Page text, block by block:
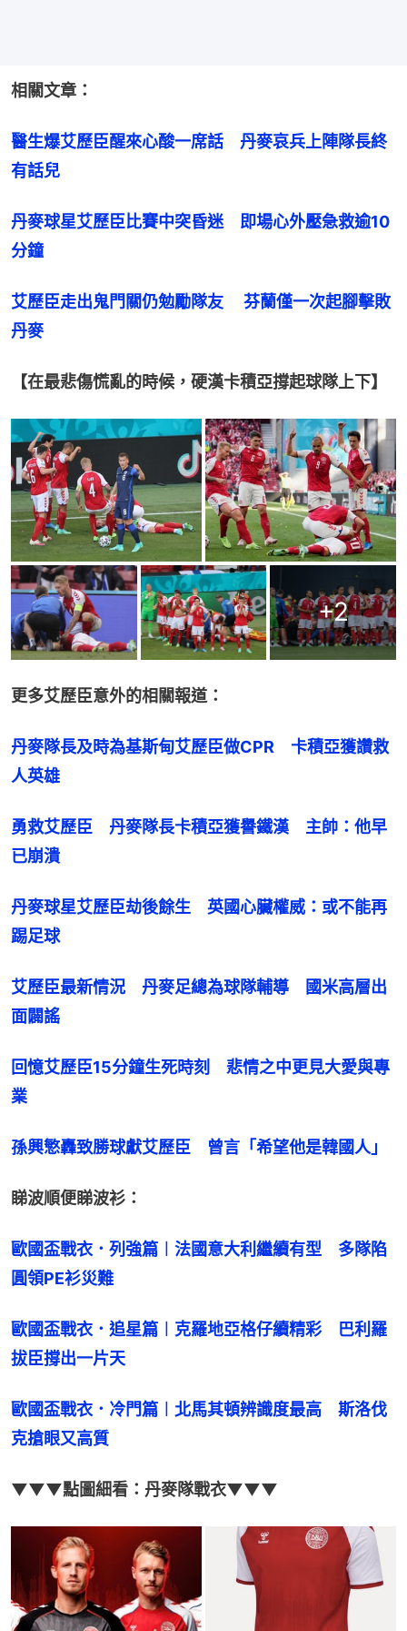
相關文章：
醫生爆艾歷臣醒來心酸一席話　丹麥哀兵上陣隊長終
有話兒
丹麥球星艾歷臣比賽中突昏迷　即場心外壓急救逾10
分鐘
艾歷臣走出鬼門關仍勉勵隊友　 芬蘭僅一次起腳擊敗
丹麥
【在最悲傷慌亂的時候，硬漢卡積亞撐起球隊上下】
+2
更多艾歷臣意外的相關報道：
丹麥隊長及時為基斯甸艾歷臣做CPR　卡積亞獲讚救
人英雄
勇救艾歷臣　丹麥隊長卡積亞獲譽鐵漢　主帥：他早
已崩潰
丹麥球星艾歷臣劫後餘生　英國心臟權威：或不能再
踢足球
艾歷臣最新情況　丹麥足總為球隊輔導　國米高層出
面闢謠
回憶艾歷臣15分鐘生死時刻　悲情之中更見大愛與專
業
孫興慜轟致勝球獻艾歷臣　曾言「希望他是韓國人」
睇波順便睇波衫：
歐國盃戰衣．列強篇︱法國意大利繼續有型　多隊陷
圓領PE衫災難
歐國盃戰衣．追星篇︱克羅地亞格仔續精彩　巴利羅
拔臣撐出一片天
歐國盃戰衣．冷門篇︱北馬其頓辨識度最高　斯洛伐
克搶眼又高質
▼▼▼點圖細看：丹麥隊戰衣▼▼▼